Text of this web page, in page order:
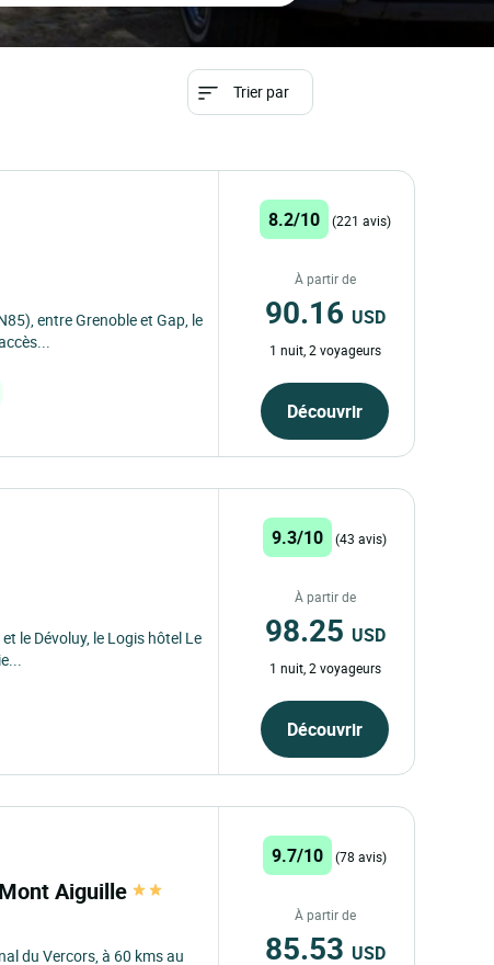
Trier par
entre Grenoble et Gap, le
8.2/10 (221 avis)
À partir de
90.16 USD
1 nuit, 2 voyageurs
Découvrir
le Dévoluy, le Logis hôtel Le
9.3/10 (43 avis)
À partir de
98.25 USD
1 nuit, 2 voyageurs
Découvrir
Aiguille
du Vercors, à 60 kms au
9.7/10 (78 avis)
À partir de
85.53 USD